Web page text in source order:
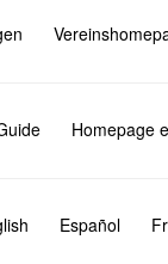
Homepage
Español